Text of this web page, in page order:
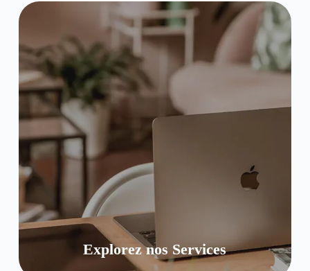
Explorez nos Services